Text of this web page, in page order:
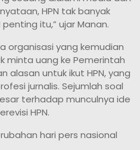
HPN tak banyak
itu,” ujar Manan.
organisasi yang kemudian
minta uang ke Pemerintah
alasan untuk ikut HPN, yang
jurnalis. Sejumlah soal
terhadap munculnya ide
HPN.
hari pers nasional